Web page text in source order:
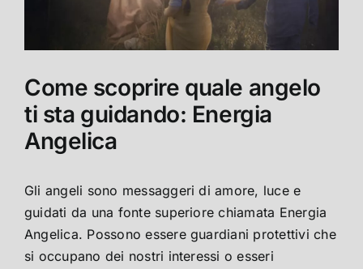
Come scoprire quale angelo
ti sta guidando: Energia
Angelica
Gli angeli sono messaggeri di amore, luce e
guidati da una fonte superiore chiamata Energia
Angelica. Possono essere guardiani protettivi che
si occupano dei nostri interessi o esseri